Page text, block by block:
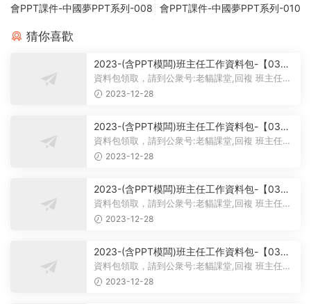
會PPT課件-中國夢PPT系列-008
會PPT課件-中國夢PPT系列-010
猜你喜歡
2023-(含PPT模闆)班主任工作資料包-【03】
主題班會課件PPT-初中主題班會課件-學習雷鋒
主題班會PPT課件-學習雷鋒PPT系列-017
資料包領取，請到公衆号:老貓課堂,回複 班主任。
大家好，今天我給大家帶來...
2023-12-28
2023-(含PPT模闆)班主任工作資料包-【03】
主題班會課件PPT-初中主題班會課件-學習雷鋒
主題班會PPT課件-學習雷鋒PPT系列-016
資料包領取，請到公衆号:老貓課堂,回複 班主任。
大家好，今天我們的班會主...
2023-12-28
2023-(含PPT模闆)班主任工作資料包-【03】
主題班會課件PPT-初中主題班會課件-學習雷鋒
主題班會PPT課件-學習雷鋒PPT系列-015
資料包領取，請到公衆号:老貓課堂,回複 班主任。
【03】班主任工作資料包-...
2023-12-28
2023-(含PPT模闆)班主任工作資料包-【03】
主題班會課件PPT-初中主題班會課件-學習雷鋒
主題班會PPT課件-學習雷鋒PPT系列-014
資料包領取，請到公衆号:老貓課堂,回複 班主任。
【03】初中主題班會課件PP...
2023-12-28